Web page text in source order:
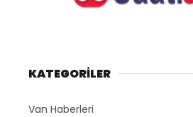
KATEGORİLER
Van Haberleri